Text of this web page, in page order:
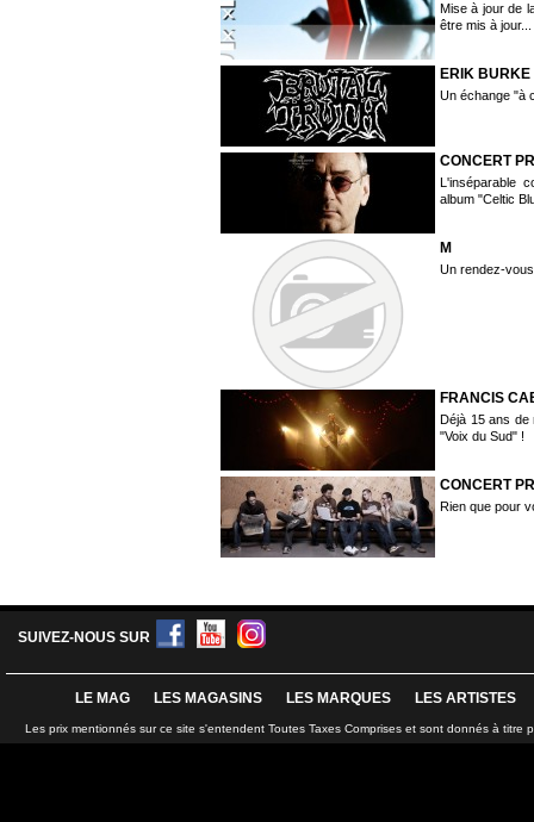
Mise à jour de
être mis à jour...
ERIK
Un échange "à
CONCERT
L'inséparable
album "Celtic
M
Un rendez-
FRANCIS
Déjà 15 ans de
"Voix du Sud" !
CONCERT
Rien que pour
SUIVEZ-NOUS SUR
LE MAG LES MAGASINS LES MARQUES LES ARTISTES
Les prix mentionnés sur ce site s'entendent Toutes Taxes Comprises et sont donnés à